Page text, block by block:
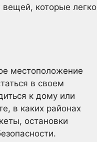
вещей, которые легко
местоположение
в своем
к дому или
в каких районах
остановки